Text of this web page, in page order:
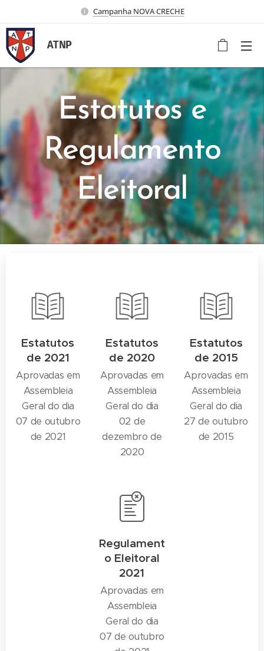
Campanha NOVA CRECHE
ATNP
Estatutos e
Regulamento
Eleitoral
Estatutos
de 2021
Aprovadas em
Assembleia
Geral do dia
07 de outubro
de 2021
Estatutos
de 2020
Aprovadas em
Assembleia
Geral do dia
02 de
dezembro de
2020
Estatutos
de 2015
Aprovadas em
Assembleia
Geral do dia
27 de outubro
de 2015
Regulament
o Eleitoral
2021
Aprovadas em
Assembleia
Geral do dia
07 de outubro